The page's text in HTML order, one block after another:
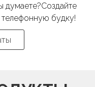
думаете?Создайте
будку!​​​​​​​​